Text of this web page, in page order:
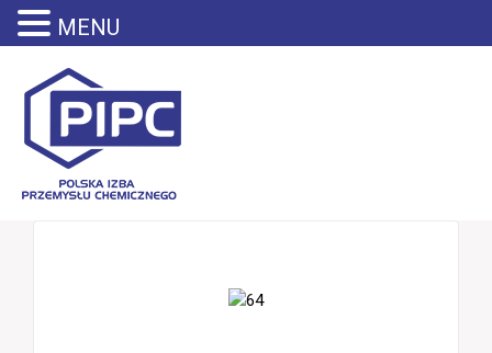
MENU